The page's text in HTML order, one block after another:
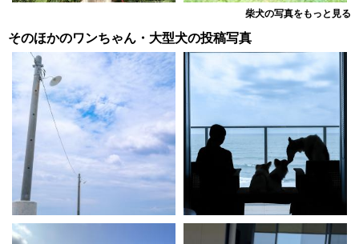
柴犬の写真をもっと見る
そのほかのワンちゃん・大型犬の投稿写真